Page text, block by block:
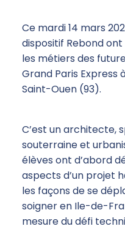
Ce mardi 14 mars
dispositif Rebond
les métiers des
Grand Paris Express
Saint-Ouen (93).
C’est un architecte,
souterraine et
élèves ont d’abord
aspects d’un projet
les façons de se
soigner en Ile-de-
mesure du défi